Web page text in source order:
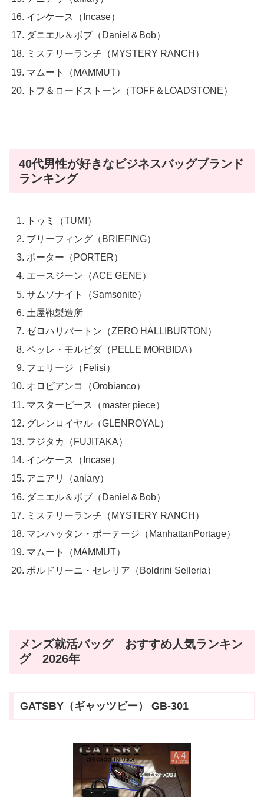
インケース（Incase）
ダニエル＆ボブ（Daniel＆Bob）
ミステリーランチ（MYSTERY RANCH）
マムート（MAMMUT）
トフ＆ロードストーン（TOFF＆LOADSTONE）
40代男性が好きなビジネスバッグブランド
ランキング
トゥミ（TUMI）
ブリーフィング（BRIEFING）
ポーター（PORTER）
エースジーン（ACE GENE）
サムソナイト（Samsonite）
土屋鞄製造所
ゼロハリバートン（ZERO HALLIBURTON）
ペッレ・モルビダ（PELLE MORBIDA）
フェリージ（Felisi）
オロビアンコ（Orobianco）
マスターピース（master piece）
グレンロイヤル（GLENROYAL）
フジタカ（FUJITAKA）
インケース（Incase）
アニアリ（aniary）
ダニエル＆ボブ（Daniel＆Bob）
ミステリーランチ（MYSTERY RANCH）
マンハッタン・ポーテージ（ManhattanPortage）
マムート（MAMMUT）
ボルドリーニ・セレリア（Boldrini Selleria）
メンズ就活バッグ おすすめ人気ランキン
グ 2026年
GATSBY（ギャッツビー） GB-301